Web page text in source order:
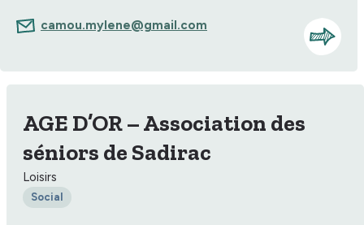
camou.mylene@gmail.com
AGE D’OR – Association des
séniors de Sadirac
Loisirs
Social